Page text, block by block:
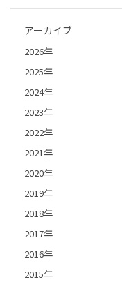
アーカイブ
2026年
2025年
2024年
2023年
2022年
2021年
2020年
2019年
2018年
2017年
2016年
2015年